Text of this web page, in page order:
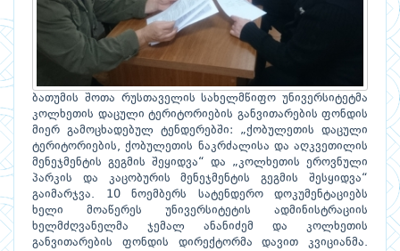
ბათუმის შოთა რუსთაველის სახელმწიფო უნივერსიტეტმა
კოლხეთის დაცული ტერიტორიების განვითარების ფონდის
მიერ გამოცხადებულ ტენდერებში: „ქობულეთის დაცული
ტერიტორიების, ქობულეთის ნაკრძალისა და აღკვეთილის
მენეჯმენტის გეგმის შეყიდვა“ და „კოლხეთის ეროვნული
პარკის და კაცობურის მენეჯმენტის გეგმის შესყიდვა“
გაიმარჯვა. 10 ნოემბერს სატენდერო დოკუმენტაციებს
ხელი მოაწერეს უნივერსიტეტის ადმინისტრაციის
ხელმძღვანელმა ჯემალ ანანიძემ და კოლხეთის
განვითარების ფონდის დირექტორმა დავით კვიციანმა.